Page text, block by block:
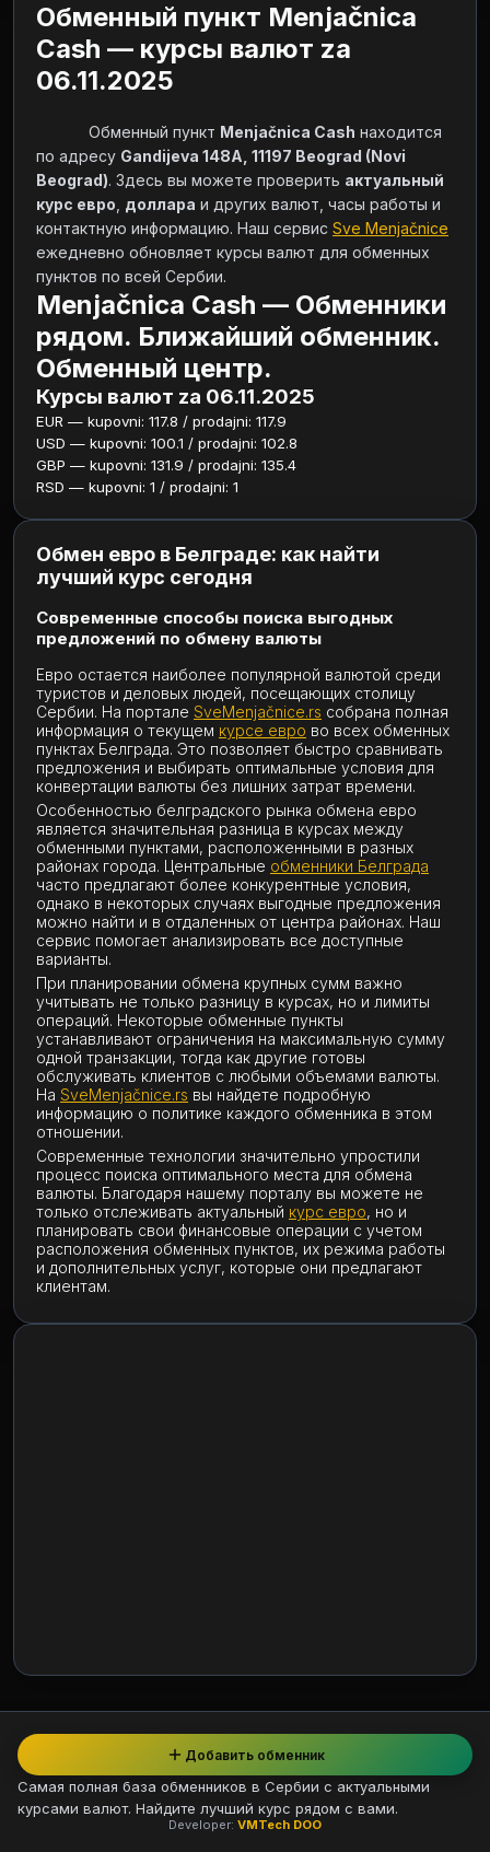
Обменный пункт Menjačnica
Cash — курсы валют za
06.11.2025
            Обменный пункт
Menjačnica Cash находится
по адресу Gandijeva 148A, 11197 Beograd (Novi
Beograd). Здесь вы можете проверить актуальный
курс евро доллара и других валют, часы работы и
контактную информацию. Наш сервис Sve Menjačnice
ежедневно обновляет курсы валют для обменных
пунктов по всей Сербии.
Menjačnica Cash — Обменники
рядом. Ближайший обменник.
Обменный центр.
Курсы валют za 06.11.2025
EUR — kupovni: 117.8 / prodajni: 117.9
USD — kupovni: 100.1 / prodajni: 102.8
GBP — kupovni: 131.9 / prodajni: 135.4
RSD — kupovni: 1 / prodajni: 1
Обмен евро в Белграде: как найти
лучший курс сегодня
Современные способы поиска выгодных
предложений по обмену валюты
Евро остается наиболее популярной валютой среди
туристов и деловых людей, посещающих столицу
Сербии. На портале SveMenjačnice.rs собрана полная
информация о текущем курсе евро во всех обменных
пунктах Белграда. Это позволяет быстро сравнивать
предложения и выбирать оптимальные условия для
конвертации валюты без лишних затрат времени.
Особенностью белградского рынка обмена евро
является значительная разница в курсах между
обменными пунктами, расположенными в разных
районах города. Центральные обменники Белграда
часто предлагают более конкурентные условия,
однако в некоторых случаях выгодные предложения
можно найти и в отдаленных от центра районах. Наш
сервис помогает анализировать все доступные
варианты.
При планировании обмена крупных сумм важно
учитывать не только разницу в курсах, но и лимиты
операций. Некоторые обменные пункты
устанавливают ограничения на максимальную сумму
одной транзакции, тогда как другие готовы
обслуживать клиентов с любыми объемами валюты.
На SveMenjačnice.rs вы найдете подробную
информацию о политике каждого обменника в этом
отношении.
Современные технологии значительно упростили
процесс поиска оптимального места для обмена
валюты. Благодаря нашему порталу вы можете не
только отслеживать актуальный курс евро, но и
планировать свои финансовые операции с учетом
расположения обменных пунктов, их режима работы
и дополнительных услуг, которые они предлагают
клиентам.
Самая полная база обменников в Сербии с актуальными
курсами валют. Найдите лучший курс рядом с вами.
Developer: VMTech DOO
Добавить обменник